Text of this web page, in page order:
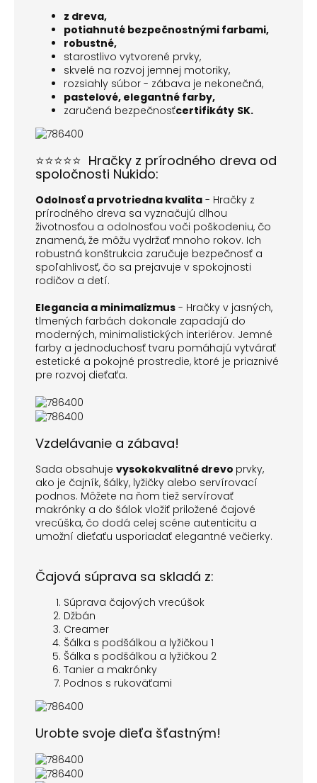
z dreva,
potiahnuté bezpečnostnými farbami,
robustné,
starostlivo vytvorené prvky,
skvelé na rozvoj jemnej motoriky,
rozsiahly súbor - zábava je nekonečná,
pastelové, elegantné farby,
zaručená bezpečnosťcertifikáty SK.
⭐⭐⭐⭐⭐ Hračky z prírodného dreva od
spoločnosti Nukido:
Odolnosť a prvotriedna kvalita - Hračky z
prírodného dreva sa vyznačujú dlhou
životnosťou a odolnosťou voči poškodeniu, čo
znamená, že môžu vydržať mnoho rokov. Ich
robustná konštrukcia zaručuje bezpečnosť a
spoľahlivosť, čo sa prejavuje v spokojnosti
rodičov a detí.
Elegancia a minimalizmus - Hračky v jasných,
tlmených farbách dokonale zapadajú do
moderných, minimalistických interiérov. Jemné
farby a jednoduchosť tvaru pomáhajú vytvárať
estetické a pokojné prostredie, ktoré je priaznivé
pre rozvoj dieťaťa.
Vzdelávanie a zábava!
Sada obsahuje vysokokvalitné drevo prvky,
ako je čajník, šálky, lyžičky alebo servírovací
podnos. Môžete na ňom tiež servírovať
makrónky a do šálok vložiť priložené čajové
vrecúška, čo dodá celej scéne autenticitu a
umožní dieťaťu usporiadať elegantné večierky.
Čajová súprava sa skladá z:
Súprava čajových vrecúšok
Džbán
Creamer
Šálka s podšálkou a lyžičkou 1
Šálka s podšálkou a lyžičkou 2
Tanier a makrónky
Podnos s rukoväťami
Urobte svoje dieťa šťastným!